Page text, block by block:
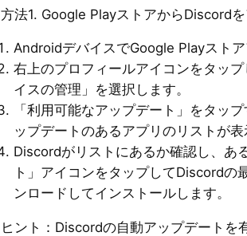
方法1. Google PlayストアからDiscord
AndroidデバイスでGoogle Playストア
右上のプロフィールアイコンをタッ
イスの管理」を選択します。
「利用可能なアップデート」をタッ
ップデートのあるアプリのリストが表
Discordがリストにあるか確認し、あ
ト」アイコンをタップしてDiscordの
ンロードしてインストールします。
ヒント：Discordの自動アップデートを